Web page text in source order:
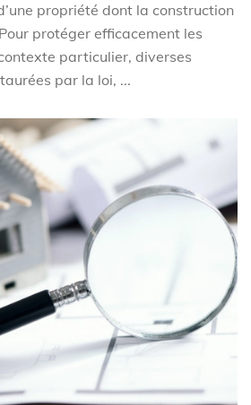
propriété dont la construction
protéger efficacement les
particulier, diverses
par la loi, ...